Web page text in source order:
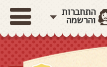
התחברות
והרשמה